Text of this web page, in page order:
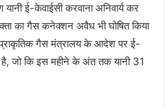
ई-केवाईसी करवाना अनिवार्य कर
का गैस कनेक्शन अवैध भी घोषित किया
गैस मंत्रालय के आदेश पर ई-
जो कि इस महीने के अंत तक यानी 31